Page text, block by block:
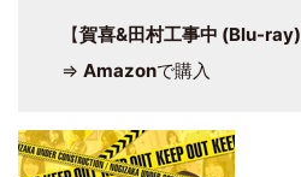
【賀喜&田村工事中 (Blu-ray)
⇒ Amazonで購入